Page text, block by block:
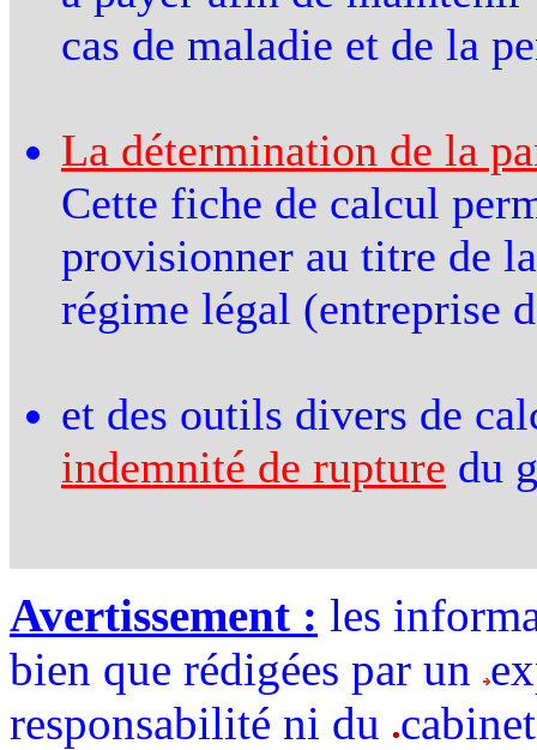
cas de maladie et de la
La détermination de la
Cette fiche de calcul
provisionner au titre de
régime légal (entreprise
et des outils divers de
indemnité de rupture du
Avertissement : les
bien que rédigées par un
responsabilité ni du